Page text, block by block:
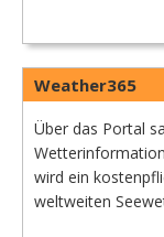
Weather365
Über das Portal
wird ein
weltweiten